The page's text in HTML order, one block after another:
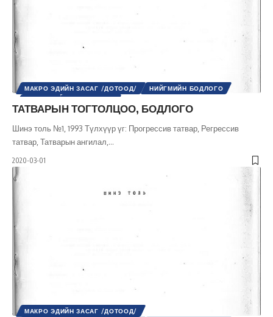
МАКРО ЭДИЙН ЗАСАГ /ДОТООД/
НИЙГМИЙН БОДЛОГО
ТАТВАРЫН ТОГТОЛЦОО, БОДЛОГО
Шинэ толь №1, 1993 Түлхүүр үг: Прогрессив татвар, Регрессив
татвар, Татварын ангилал, …
2020-03-01
МАКРО ЭДИЙН ЗАСАГ /ДОТООД/